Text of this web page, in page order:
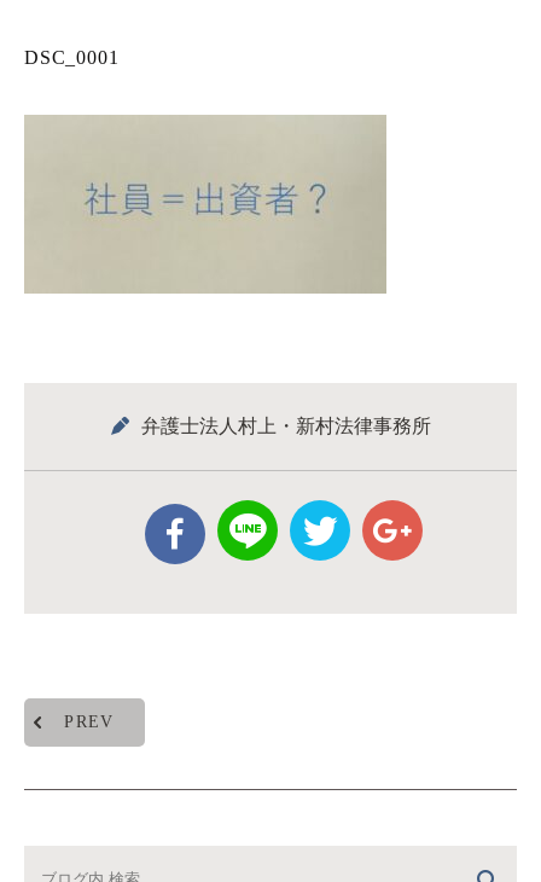
DSC_0001
弁護士法人村上・新村法律事務所
PREV